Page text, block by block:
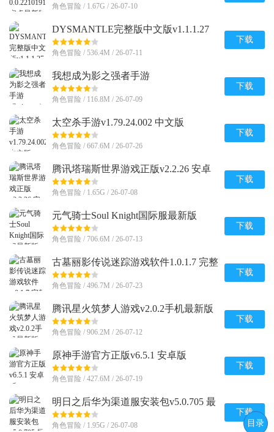
角色冒险 / 1.67G / 26-07-10
DYSMANTLE完整版中文版v1.1.1.27
安卓免付费版
角色冒险 / 536.4M / 26-07-11
下载
我想成为影之强者手游
(Eminence)v1.0.7 安卓最新版
角色冒险 / 116.8M / 26-07-09
下载
太空杀手游v1.79.24.002 中文版
角色冒险 / 667.6M / 26-07-26
下载
腾讯塔瑞斯世界游戏正版v2.2.26 安卓
最新版
角色冒险 / 1.65G / 26-07-08
下载
元气骑士Soul Knight国际服最新版
v8.4.0 安卓版
角色冒险 / 706.6M / 26-07-13
下载
古墓丽影传说迷踪游戏软件1.0.1.7 完整
版
角色冒险 / 496.7M / 26-07-23
下载
腾讯星火筑梦人游戏v2.0.2手机最新版
角色冒险 / 906.2M / 26-07-12
下载
原神手游官方正版v6.5.1 安卓版
角色冒险 / 427.6M / 26-07-19
下载
明日之后华为渠道服安装包v5.0.705 最
新版
角色冒险 / 1.95G / 26-07-08
下载
目录